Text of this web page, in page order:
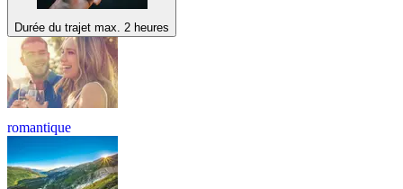
Durée du trajet max. 2 heures
romantique